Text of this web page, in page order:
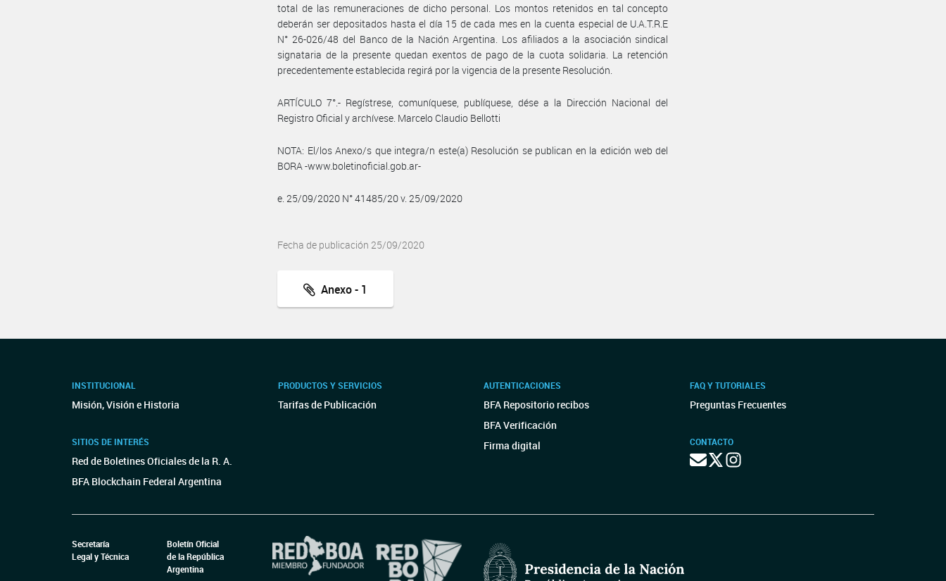
total de las remuneraciones de dicho personal. Los montos retenidos en tal concepto
deberán ser depositados hasta el día 15 de cada mes en la cuenta especial de U.A.T.R.E
N° 26-026/48 del Banco de la Nación Argentina. Los afiliados a la asociación sindical
signataria de la presente quedan exentos de pago de la cuota solidaria. La retención
precedentemente establecida regirá por la vigencia de la presente Resolución.
ARTÍCULO 7°.- Regístrese, comuníquese, publíquese, dése a la Dirección Nacional del
Registro Oficial y archívese. Marcelo Claudio Bellotti
NOTA: El/los Anexo/s que integra/n este(a) Resolución se publican en la edición web del
BORA -www.boletinoficial.gob.ar-
e. 25/09/2020 N° 41485/20 v. 25/09/2020
Fecha de publicación 25/09/2020
Anexo - 1
INSTITUCIONAL
Misión, Visión e Historia
SITIOS DE INTERÉS
Red de Boletines Oficiales de la R. A.
BFA Blockchain Federal Argentina
PRODUCTOS Y SERVICIOS
Tarifas de Publicación
AUTENTICACIONES
BFA Repositorio recibos
BFA Verificación
Firma digital
FAQ Y TUTORIALES
Preguntas Frecuentes
CONTACTO
Secretaría
Legal y Técnica
Boletín Oficial
de la República
Argentina